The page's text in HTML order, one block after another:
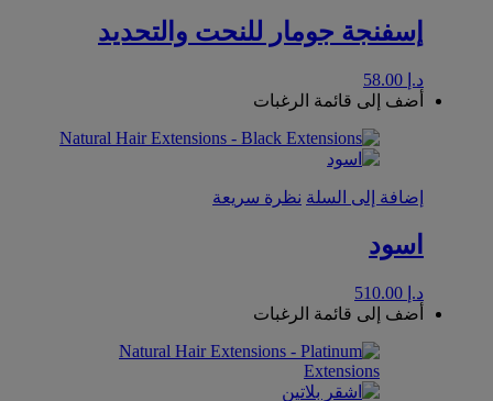
إسفنجة جومار للنحت والتحديد
د.إ
أضف إلى قائمة الرغبات
إضافة إلى السلة نظرة سريعة
اسود
د.إ
أضف إلى قائمة الرغبات